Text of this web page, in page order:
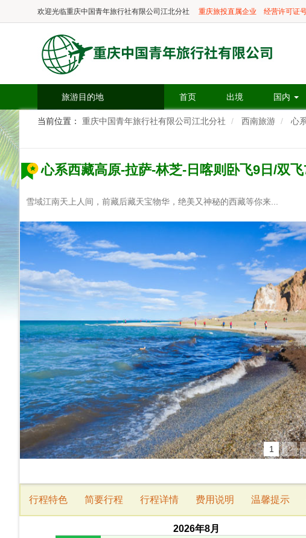
欢迎光临重庆中国青年旅行社有限公司江北分社 重庆旅投直属企业 经营许可证
旅游目的地 首页 出境 国内
当前位置： 重庆中国青年旅行社有限公司江北分社 西南旅游 心
心系西藏高原-拉萨-林芝-日喀则卧飞9日/双
雪域江南天上人间，前藏后藏天宝物华，绝美又神秘的西藏等你来...
1 2
行程特色 简要行程 行程详情 费用说明 温馨提示
2026年8月